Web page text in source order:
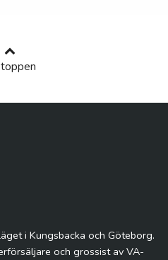
i Kungsbacka och Göteborg.
och grossist av VA-